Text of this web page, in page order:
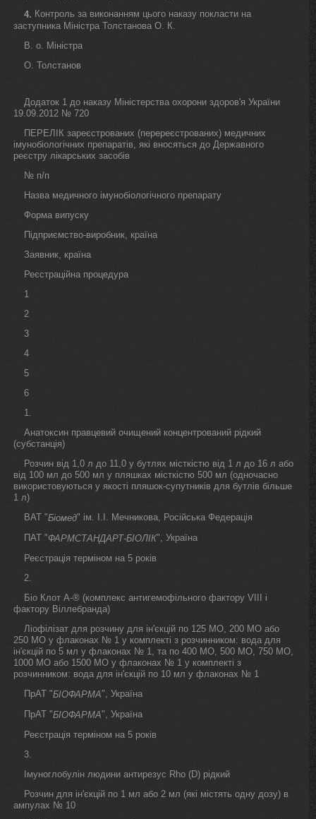
4. Контроль за виконанням цього наказу покласти на
заступника Міністра Толстанова О. К.
В. о. Міністра
О. Толстанов
Додаток 1 до наказу Міністерства охорони здоров'я України
19.09.2012 № 720
ПЕРЕЛІК зареєстрованих (перереєстрованих) медичних
імунобіологічних препаратів, які вносяться до Державного
реєстру лікарських засобів
№ п/п
Назва медичного імунобіологічного препарату
Форма випуску
Підприємство-виробник, країна
Заявник, країна
Реєстраційна процедура
1
2
3
4
5
6
1.
Анатоксин правцевий очищений концентрований рідкий
(субстанція)
Розчин від 1,0 л до 11,0 у бутлях місткістю від 1 л до 16 л або
від 100 мл до 500 мл у пляшках місткістю 500 мл (одночасно
використовуються у якості пляшок-супутників для бутлів більше
1 л)
ВАТ "Біомед" ім. І.І. Мечникова, Російська Федерація
ПАТ "ФАРМСТАНДАРТ-БІОЛІК", Україна
Реєстрація терміном на 5 років
2.
Біо Клот А-® (комплекс антигемофільного фактору VIII і
фактору Віллебранда)
Ліофілізат для розчину для ін'єкцій по 125 МО, 200 МО або
250 МО у флаконах № 1 у комплекті з розчинником: вода для
ін'єкцій по 5 мл у флаконах № 1, та по 400 МО, 500 МО, 750 МО,
1000 МО або 1500 МО у флаконах № 1 у комплекті з
розчинником: вода для ін'єкцій по 10 мл у флаконах № 1
ПрАТ "БІОФАРМА", Україна
ПрАТ "БІОФАРМА", Україна
Реєстрація терміном на 5 років
3.
Імуноглобулін людини антирезус Rho (D) рідкий
Розчин для ін'єкцій по 1 мл або 2 мл (які містять одну дозу) в
ампулах № 10